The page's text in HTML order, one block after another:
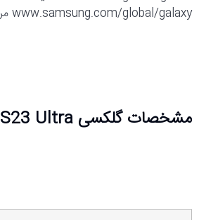
www.samsung.com/global/galaxy مراجعه نمایید.
مشخصات گلکسی S23 Ultra